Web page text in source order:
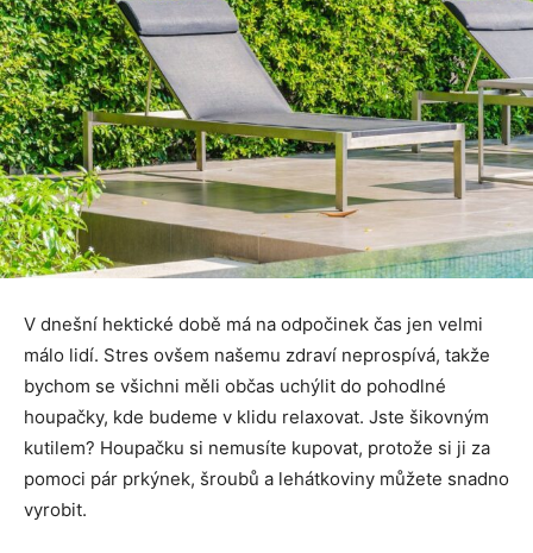
V dnešní hektické době má na odpočinek čas jen velmi
málo lidí. Stres ovšem našemu zdraví neprospívá, takže
bychom se všichni měli občas uchýlit do pohodlné
houpačky, kde budeme v klidu relaxovat. Jste šikovným
kutilem? Houpačku si nemusíte kupovat, protože si ji za
pomoci pár prkýnek, šroubů a lehátkoviny můžete snadno
vyrobit.